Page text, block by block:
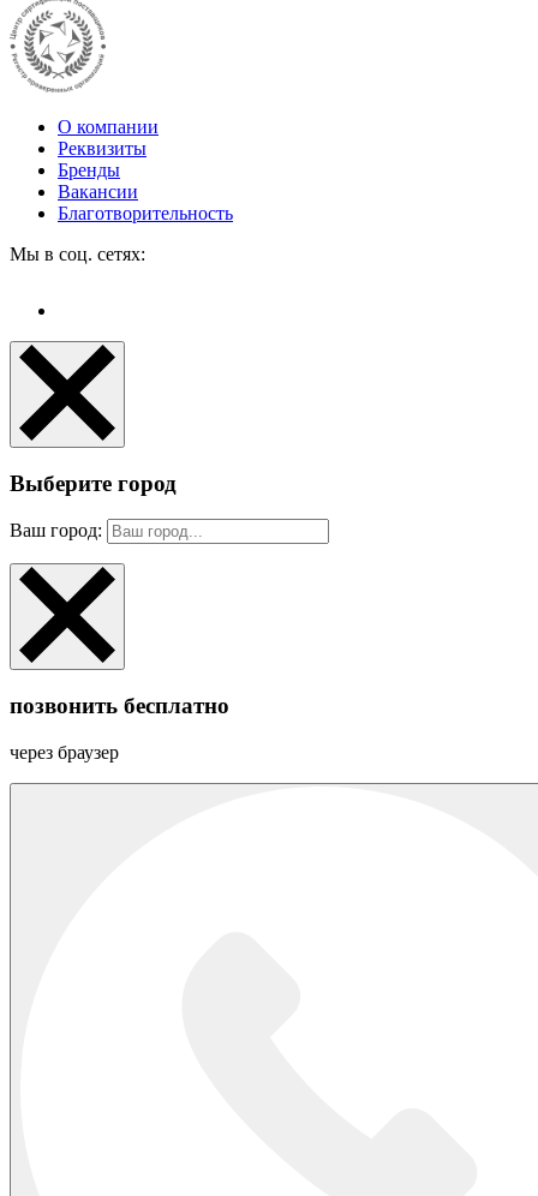
О компании
Реквизиты
Бренды
Вакансии
Благотворительность
Мы в соц. сетях:
Выберите город
Ваш город:
позвонить бесплатно
через браузер